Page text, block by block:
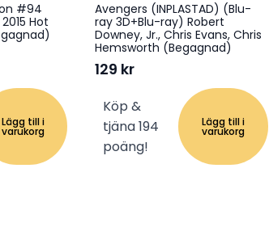
#94
Hot
Lägg till i
varukorg
Avengers (INPLASTAD) (Blu-
ray 3D+Blu-ray) Robert
Downey, Jr., Chris Evans, Chris
Hemsworth (Begagnad)
129 kr
Köp &
tjäna 194
poäng!
Lägg till i
varukorg